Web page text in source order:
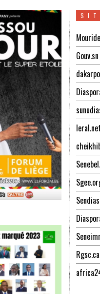
Gouv.sn
leral.net
Rgsc.ca